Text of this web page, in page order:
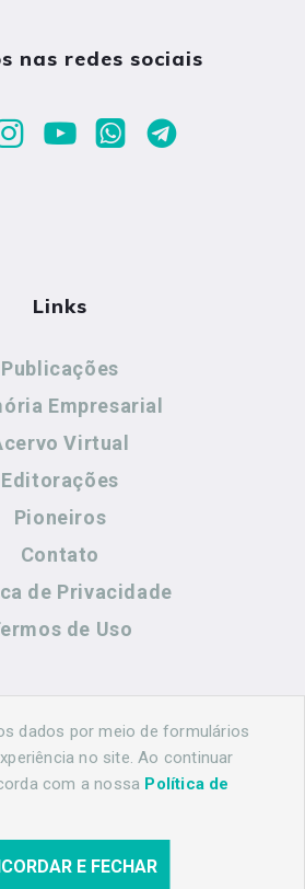
nas redes sociais
Links
Publicações
Empresarial
Virtual
Editorações
Pioneiros
Contato
de Privacidade
de Uso
Contato
99883-8883
dados por meio de formulários
no site. Ao continuar
com a nossa Política de
E FECHAR